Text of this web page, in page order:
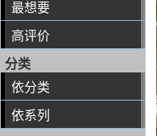
最想要
高评价
分类
依分类
依系列